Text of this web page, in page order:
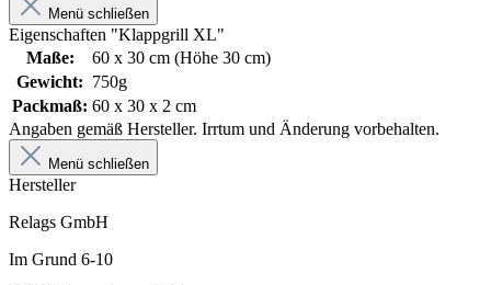
Menü schließen
Eigenschaften "Klappgrill XL"
Maße:
60 x 30 cm (Höhe 30 cm)
Gewicht: 750g
Packmaß: 60 x 30 x 2 cm
Angaben gemäß Hersteller. Irrtum und Änderung vorbehalten.
Menü schließen
Hersteller
Relags GmbH
Im Grund 6-10